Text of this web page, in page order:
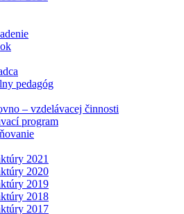
pedagóg
– vzdelávacej činnosti
program
2021
2020
2019
2018
2017